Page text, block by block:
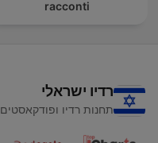
racconti
רדיו ישראלי
תחנות רדיו ופודקאסטים